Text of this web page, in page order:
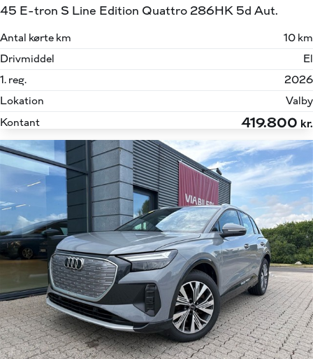
45 E-tron S Line Edition Quattro 286HK 5d Aut.
Antal kørte km
10 km
Drivmiddel
El
1. reg.
2026
Lokation
Valby
Kontant
419.800 kr.